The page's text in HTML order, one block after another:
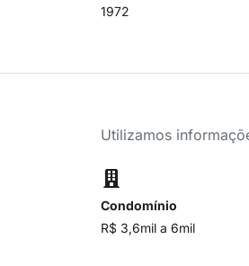
1972
Utilizamos
Condomínio
R$ 3,6mil a 6mil